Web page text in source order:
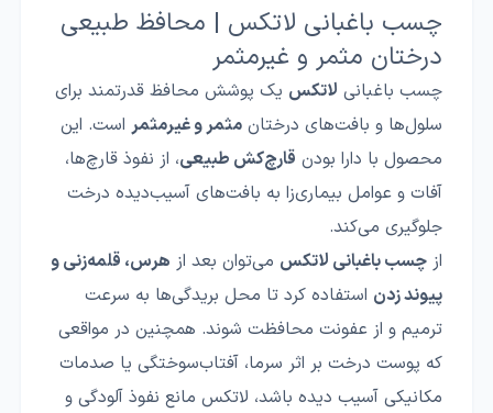
چسب باغبانی لاتکس | محافظ طبیعی
درختان مثمر و غیرمثمر
چسب باغبانی لاتکس یک پوشش محافظ قدرتمند برای
سلول‌ها و بافت‌های درختان مثمر و غیرمثمر است. این
محصول با دارا بودن قارچ‌کش طبیعی، از نفوذ قارچ‌ها،
آفات و عوامل بیماری‌زا به بافت‌های آسیب‌دیده درخت
جلوگیری می‌کند.
از چسب باغبانی لاتکس می‌توان بعد از هرس، قلمه‌زنی و
پیوند زدن استفاده کرد تا محل بریدگی‌ها به سرعت
ترمیم و از عفونت محافظت شوند. همچنین در مواقعی
که پوست درخت بر اثر سرما، آفتاب‌سوختگی یا صدمات
مکانیکی آسیب دیده باشد، لاتکس مانع نفوذ آلودگی و